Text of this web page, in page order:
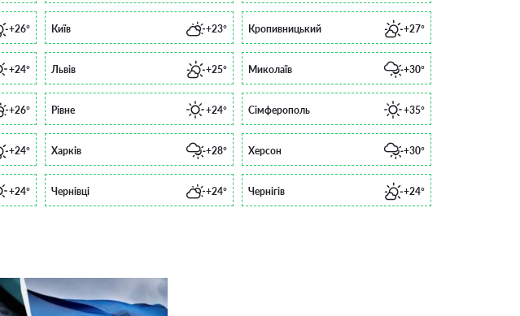
+26° Київ +23° Кропивницький +27°
+24° Львів +25° Миколаїв +30°
+26° Рівне +24° Сімферополь +35°
+24° Харків +28° Херсон +30°
+24° Чернівці +24° Чернігів +24°